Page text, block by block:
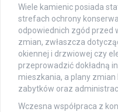
Wiele kamienic posiada
strefach ochrony
odpowiednich zgód przed
zmian, zwłaszcza
okiennej i drzwiowej czy
przeprowadzić dokładną
mieszkania, a plany
zabytków oraz
Wczesna współpraca z